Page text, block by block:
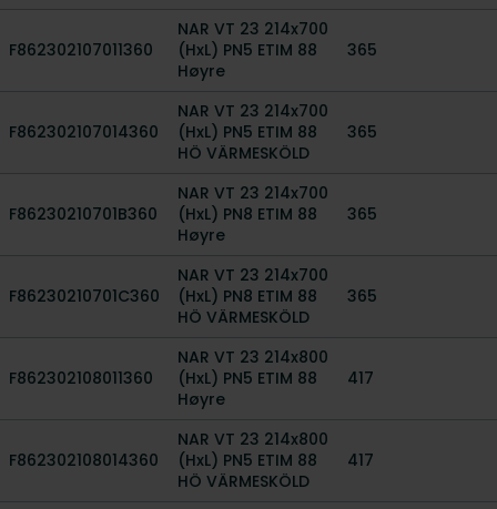
F862302107011360
NAR VT 23 214x700
(HxL) PN5 ETIM 88
Høyre
365
F862302107014360
NAR VT 23 214x700
(HxL) PN5 ETIM 88
HÖ VÄRMESKÖLD
365
F86230210701B360
NAR VT 23 214x700
(HxL) PN8 ETIM 88
Høyre
365
F86230210701C360
NAR VT 23 214x700
(HxL) PN8 ETIM 88
HÖ VÄRMESKÖLD
365
F862302108011360
NAR VT 23 214x800
(HxL) PN5 ETIM 88
Høyre
417
F862302108014360
NAR VT 23 214x800
(HxL) PN5 ETIM 88
HÖ VÄRMESKÖLD
417